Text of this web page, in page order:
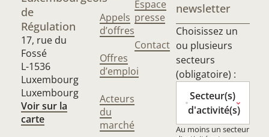
de
Régulation
17, rue du
Fossé
L-1536
Luxembourg
Luxembourg
Voir sur la
carte
Appels
d’offres
Offres
d’emploi
Acteurs
du
marché
Espace
presse
Contact
newsletter
Choisissez un
ou plusieurs
secteurs
(obligatoire) :
Secteur(s)
d'activité(s)
Au moins un secteur